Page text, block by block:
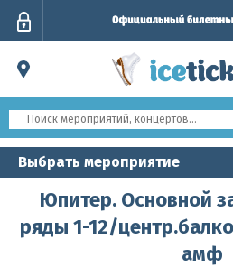
Выбрать мероприятие
Юпитер. Основной
ряды 1-12/
амф